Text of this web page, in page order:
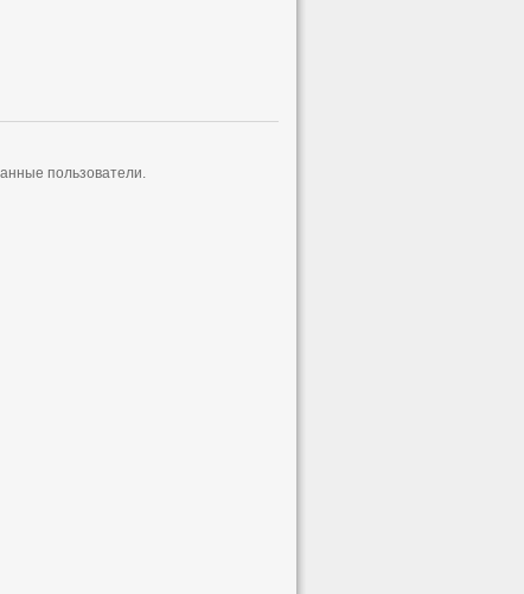
пользователи.